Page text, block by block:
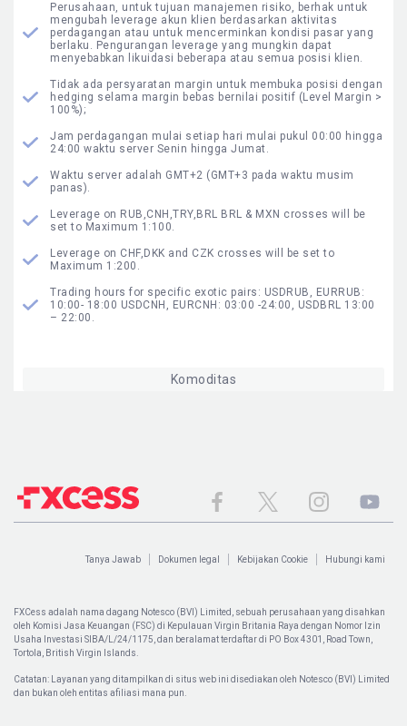
Perusahaan, untuk tujuan manajemen risiko, berhak untuk
mengubah leverage akun klien berdasarkan aktivitas
perdagangan atau untuk mencerminkan kondisi pasar yang
berlaku. Pengurangan leverage yang mungkin dapat
menyebabkan likuidasi beberapa atau semua posisi klien.
Tidak ada persyaratan margin untuk membuka posisi dengan
hedging selama margin bebas bernilai positif (Level Margin >
100%);
Jam perdagangan mulai setiap hari mulai pukul 00:00 hingga
24:00 waktu server Senin hingga Jumat.
Waktu server adalah GMT+2 (GMT+3 pada waktu musim
panas).
Leverage on RUB,CNH,TRY,BRL BRL & MXN crosses will be
set to Maximum 1:100.
Leverage on CHF,DKK and CZK crosses will be set to
Maximum 1:200.
Trading hours for specific exotic pairs: USDRUB, EURRUB:
10:00- 18:00 USDCNH, EURCNH: 03:00 -24:00, USDBRL 13:00
– 22:00.
Komoditas
Tanya Jawab Dokumen legal Kebijakan Cookie Hubungi kami
FXCess adalah nama dagang Notesco (BVI) Limited, sebuah perusahaan yang disahkan
oleh Komisi Jasa Keuangan (FSC) di Kepulauan Virgin Britania Raya dengan Nomor Izin
Usaha Investasi SIBA/L/24/1175, dan beralamat terdaftar di PO Box 4301, Road Town,
Tortola, British Virgin Islands.
Catatan: Layanan yang ditampilkan di situs web ini disediakan oleh Notesco (BVI) Limited
dan bukan oleh entitas afiliasi mana pun.